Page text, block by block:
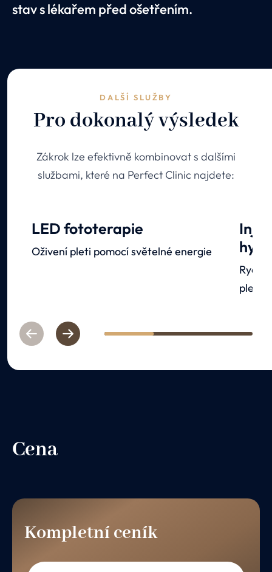
stav s lékařem před ošetřením.
DALŠÍ SLUŽBY
Pro dokonalý výsledek
Zákrok lze efektivně kombinovat s dalšími
službami, které na Perfect Clinic najdete:
LED fototerapie
Oživení pleti pomocí světelné energie
pleti
PreviousNext 1 2 3
Cena
Kompletní ceník